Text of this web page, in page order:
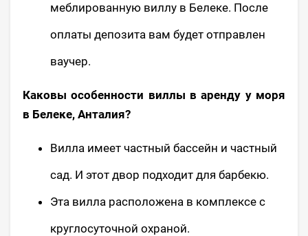
меблированную виллу в Белеке. После
оплаты депозита вам будет отправлен
ваучер.
Каковы особенности виллы в аренду у моря
в Белеке, Анталия?
Вилла имеет частный бассейн и частный
сад. И этот двор подходит для барбекю.
Эта вилла расположена в комплексе с
круглосуточной охраной.